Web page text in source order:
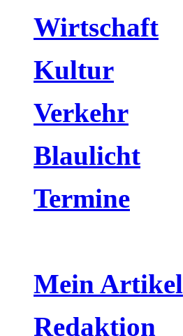
Wirtschaft
Kultur
Verkehr
Blaulicht
Termine
Mein Artikel
Redaktion